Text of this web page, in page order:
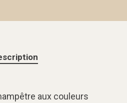
aux couleurs